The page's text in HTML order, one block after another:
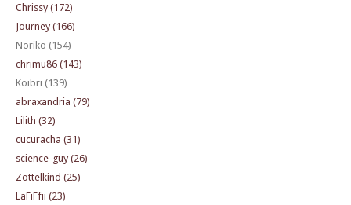
Chrissy (172)
Journey (166)
Noriko (154)
chrimu86 (143)
Koibri (139)
abraxandria (79)
Lilith (32)
cucuracha (31)
science-guy (26)
Zottelkind (25)
LaFiFfii (23)